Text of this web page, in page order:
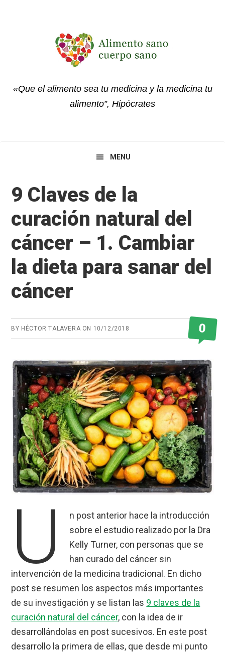
«Que el alimento sea tu medicina y la medicina tu
alimento”, Hipócrates
MENU
9 Claves de la
curación natural del
cáncer – 1. Cambiar
la dieta para sanar del
cáncer
BY HÉCTOR TALAVERA ON 10/12/2018 0
U
n post anterior hace la introducción
sobre el estudio realizado por la Dra
Kelly Turner, con personas que se
han curado del cáncer sin
intervención de la medicina tradicional. En dicho
post se resumen los aspectos más importantes
de su investigación y se listan las 9 claves de la
curación natural del cáncer, con la idea de ir
desarrollándolas en post sucesivos. En este post
desarrollo la primera de ellas, que desde mi punto